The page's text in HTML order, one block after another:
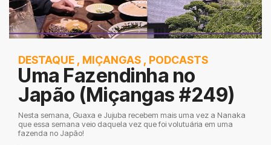
DESTAQUE , MIÇANGAS , PODCASTS
Uma Fazendinha no
Japão (Miçangas #249)
Nesta semana, Guaxa e Jujuba recebem mais uma vez a Nanaka
que essa semana veio daquela vez que foi volutuária em uma
fazenda no Japão!